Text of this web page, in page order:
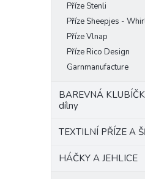
Příze Stenli
Příze Sheepjes -
Příze Vlnap
Příze Rico Design
Garnmanufacture
BAREVNÁ
dílny
TEXTILNÍ PŘÍZE A
HÁČKY A JEHLICE